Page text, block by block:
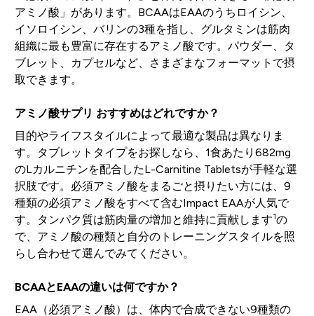
アミノ酸」があります。BCAAはEAAのうちロイシン、
イソロイシン、バリンの3種を指し、グルタミンは筋肉
組織に最も豊富に存在するアミノ酸です。パウダー、タ
ブレット、カプセルなど、さまざまなフォーマットで摂
取できます。
アミノ酸サプリ おすすめはどれですか？
目的やライフスタイルによって最適な製品は異なりま
す。タブレットタイプをお探しなら、1食あたり682mg
のLカルニチンを配合したL-Carnitine Tabletsが手軽な選
択肢です。必須アミノ酸をまるごと摂りたい方には、9
種類の必須アミノ酸をすべて含むImpact EAAが人気で
す。タンパク質は筋肉量の増加と維持に貢献します1の
で、アミノ酸の種類と自分のトレーニングスタイルを照
らし合わせて選んでみてください。
BCAAとEAAの違いは何ですか？
EAA（必須アミノ酸）は、体内で合成できない9種類の